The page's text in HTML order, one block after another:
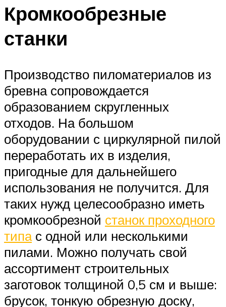
Кромкообрезные
станки
Производство пиломатериалов из
бревна сопровождается
образованием скругленных
отходов. На большом
оборудовании с циркулярной пилой
переработать их в изделия,
пригодные для дальнейшего
использования не получится. Для
таких нужд целесообразно иметь
кромкообрезной станок проходного
типас одной или несколькими
пилами. Можно получать свой
ассортимент строительных
заготовок толщиной 0,5 см и выше:
брусок, тонкую обрезную доску,